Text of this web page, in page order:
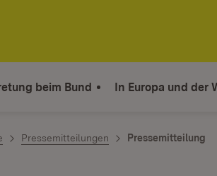
beim Bund In Europa und der
Pressemitteilungen Pressemitteilung